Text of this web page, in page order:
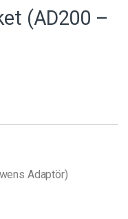
(AD200 –
Adaptör)